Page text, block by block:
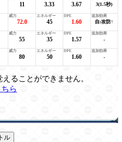
11 3.33 3.67 3(1.5秒)
72.0 45 1.60 自:攻防↑
55 35 1.57 -
80 50 1.60 -
ることができません。
ら
ル